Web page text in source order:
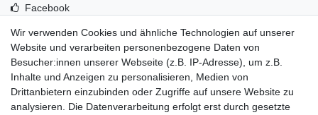
Facebook
Mehr über uns
Kontakt
Impressum
Zusatzinfos
Wir verwenden Cookies und ähnliche Technologien auf unserer
Website und verarbeiten personenbezogene Daten von
Besucher:innen unserer Webseite (z.B. IP-Adresse), um z.B.
Inhalte und Anzeigen zu personalisieren, Medien von
Drittanbietern einzubinden oder Zugriffe auf unsere Website zu
analysieren. Die Datenverarbeitung erfolgt erst durch gesetzte